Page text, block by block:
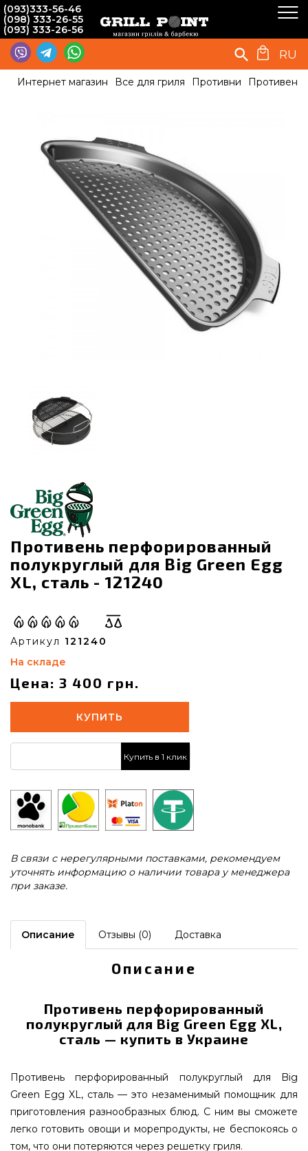
(093)333-56-46
(098) 333-26-55
(093) 333-26-56
RU
Интернет магазин Все для гриля Противни Противень
Противень перфорированный
полукруглый для Big Green Egg
XL, сталь - 121240
Артикул 121240
На складе
Цена: 3 400 грн.
КУПИТЬ
Купить в 1 клик
В связи с нерегулярными поставками, рекомендуем
уточнять информацию о наличии товара у менеджера
при заказе.
Описание Отзывы (0) Доставка
Описание
Противень перфорированный
полукруглый для Big Green Egg XL,
сталь — купить в Украине
Противень перфорированный полукруглый для Big
Green Egg XL, сталь — это незаменимый помощник для
приготовления разнообразных блюд. С ним вы сможете
легко готовить овощи и морепродукты, не беспокоясь о
том, что они потеряются через решетку гриля.